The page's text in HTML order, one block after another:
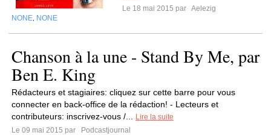
Le 18 mai 2015 par Aelezig
NONE NONE
Chanson à la une - Stand By Me, par
Ben E. King
Rédacteurs et stagiaires: cliquez sur cette barre pour vous
connecter en back-office de la rédaction! - Lecteurs et
contributeurs: inscrivez-vous /...
Lire la suite
Le 09 mai 2015 par
Podcastjournal